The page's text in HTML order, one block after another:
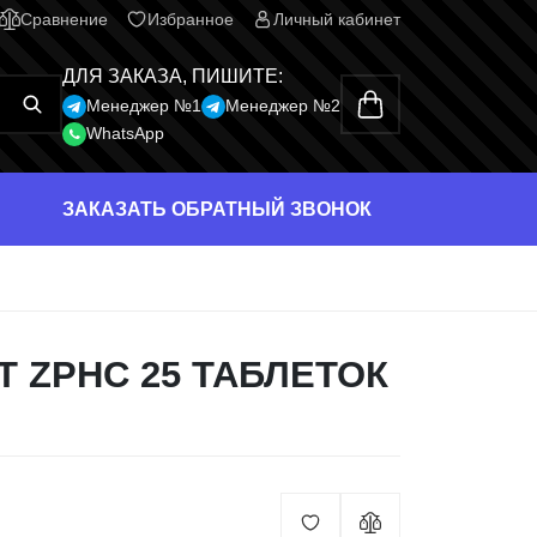
Сравнение Избранное Личный кабинет
ДЛЯ ЗАКАЗА, ПИШИТЕ:
Менеджер №1
Менеджер №2
WhatsApp
ЗАКАЗАТЬ ОБРАТНЫЙ ЗВОНОК
25 ТАБЛЕТОК